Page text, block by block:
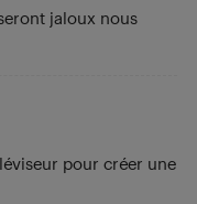
jaloux nous
pour créer une